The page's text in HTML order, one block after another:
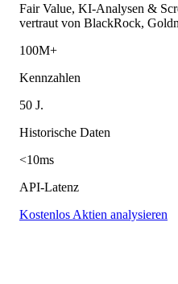
Fair Value, KI-Analysen &
vertraut von BlackRock,
100M+
Kennzahlen
50 J.
Historische Daten
<10ms
API-Latenz
Kostenlos Aktien analysieren